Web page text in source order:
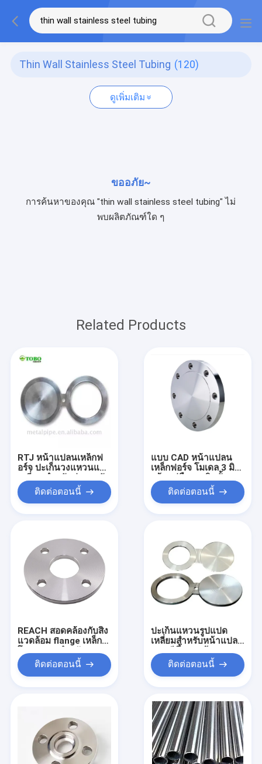
Thin Wall Stainless Steel Tubing (120)
ดูเพิ่มเติม
ขออภัย~
การค้นหาของคุณ "thin wall stainless steel tubing" ไม่
พบผลิตภัณฑ์ใด ๆ
Related Products
RTJ หน้าแปลนเหล็กฟ
อร์จ ปะเก็นวงแหวนแปด
สูง
ติดต่อตอนนี้
แบบ CAD หน้าแปลน
เหล็กฟอร์จ โมเดล 3 มิติ
บิดโบลต์ติดต่อตอนนี้
REACH สอดคล้องกับสิ่ง
แวดล้อม flange เหล็ก
โกง เหมาะสําหรับ
โครงการท่อที่ยั่งยืน
ติดต่อตอนนี้
ปะเก็นแหวนรูปแปด
เหลี่ยมสำหรับหน้าแปลน
แบบตีขึ้นรูปพร้อม
แผนภูมิแรงบิดโบลต์
CAD
ติดต่อตอนนี้